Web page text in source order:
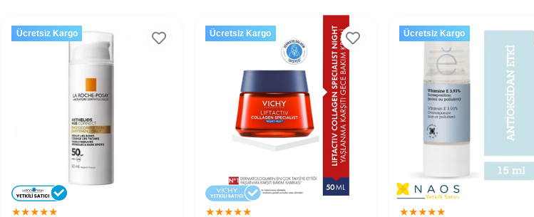
★★★★★
Ücretsiz Kargo
★★★★★
Ücretsiz Kargo
★★★★★
Ücretsiz Kargo